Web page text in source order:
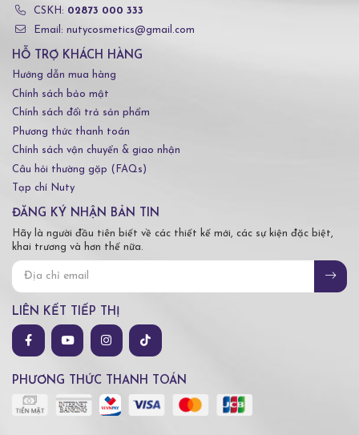
CSKH: 02873 000 333
Email: nutycosmetics@gmail.com
HỖ TRỢ KHÁCH HÀNG
Hướng dẫn mua hàng
Chính sách bảo mật
Chính sách đổi trả sản phẩm
Phương thức thanh toán
Chính sách vận chuyển & giao nhận
Câu hỏi thường gặp (FAQs)
Tạp chí Nuty
ĐĂNG KÝ NHẬN BẢN TIN
Hãy là người đầu tiên biết về các thiết kế mới, các sự kiện đặc biệt,
khai trương và hơn thế nữa.
LIÊN KẾT TIẾP THỊ
PHƯƠNG THỨC THANH TOÁN